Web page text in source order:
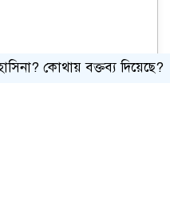
কোথায় বক্তব্য দিয়েছে? তার